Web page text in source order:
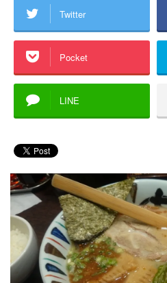
Twitter
Pocket
LINE